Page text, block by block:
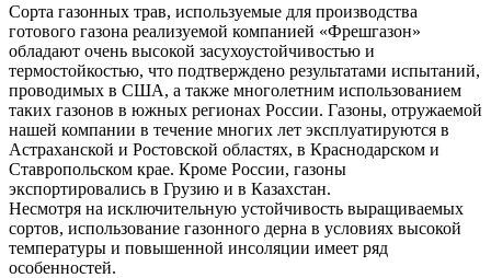
Сорта газонных трав, используемые для производства
готового газона реализуемой компанией «Фрешгазон»
обладают очень высокой засухоустойчивостью и
термостойкостью, что подтверждено результатами испытаний,
проводимых в США, а также многолетним использованием
таких газонов в южных регионах России. Газоны, отружаемой
нашей компании в течение многих лет эксплуатируются в
Астраханской и Ростовской областях, в Краснодарском и
Ставропольском крае. Кроме России, газоны
экспортировались в Грузию и в Казахстан.
Несмотря на исключительную устойчивость выращиваемых
сортов, использование газонного дерна в условиях высокой
температуры и повышенной инсоляции имеет ряд
особенностей.